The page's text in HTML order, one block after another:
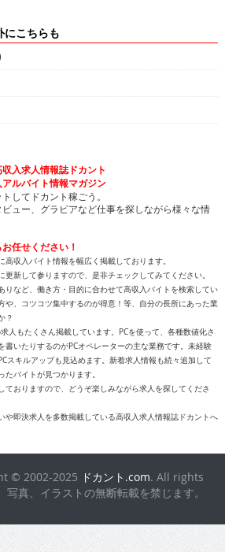
にこちらも
入求人情報誌ドカント
ルバイト情報マガジン
してドカント稼ごう。
ュー、グラビアなど仕事を探しながら様々な情
任せください！
高収入バイト情報を幅広く掲載しております。
新して参りますので、是非チェックしてみてください。
りなど、働き方・目的に合わせて高収入バイトを検索してい
や、コツコツ集中するのが得意！等、自分の長所にあった業
？
人もたくさん掲載しています。PCを使って、各種数値化さ
書いたりするのがPCオペレーターの主な業務です。未経験
スキルアップも見込めます。新着求人情報も続々追加して
バイトが見つかります。
ておりますので、どうぞ楽しみながら求人を探してくださ
や即決求人を多数掲載している高収入求人情報誌ドカントへ
© 2002-2025 ドカント.com. All rights
真、イラストの無断転載を禁じます。